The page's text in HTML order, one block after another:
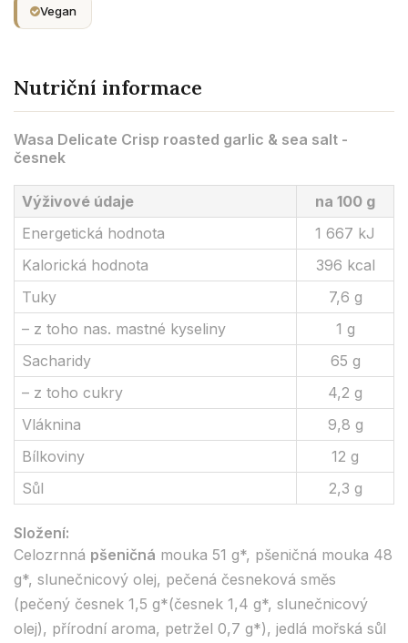
Vegan
Nutriční informace
Wasa Delicate Crisp roasted garlic & sea salt -
česnek
Výživové údaje
na 100 g
Energetická hodnota
1 667 kJ
Kalorická hodnota
396 kcal
Tuky
7,6 g
– z toho nas. mastné kyseliny
1 g
Sacharidy
65 g
– z toho cukry
4,2 g
Vláknina
9,8 g
Bílkoviny
12 g
Sůl
2,3 g
Složení:
Celozrnná pšeničná mouka 51 g*, pšeničná mouka 48
g*, slunečnicový olej, pečená česneková směs
(pečený česnek 1,5 g*(česnek 1,4 g*, slunečnicový
olej), přírodní aroma, petržel 0,7 g*), jedlá mořská sůl